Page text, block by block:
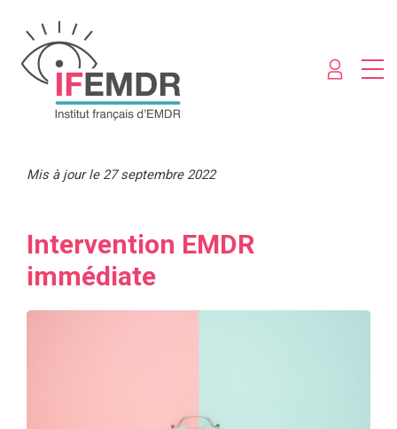
Intervention EMDR
immédiate
Mis à jour le 27 septembre 2022